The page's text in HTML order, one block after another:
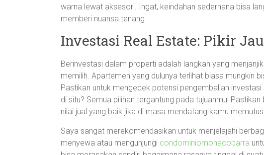
warna lewat aksesori. Ingat, keindahan sederhana bisa
memberi nuansa tenang.
Investasi Real Estate: Pikir
Berinvestasi dalam properti adalah langkah yang
memilih. Apartemen yang dulunya terlihat biasa mungkin
Pastikan untuk mengecek potensi pengembalian
di situ? Semua pilihan tergantung pada tujuanmu!
nilai jual yang baik jika di masa mendatang kamu
Saya sangat merekomendasikan untuk menjelajahi
menyewa atau mengunjungi condominiomonacobarra